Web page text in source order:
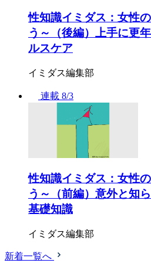
性知識イミダス：女性
う～（後編）上手に更
ルスケア
イミダス編集部
連載 8/3
性知識イミダス：女性
う～（前編）意外と知
基礎知識
イミダス編集部
新着一覧へ